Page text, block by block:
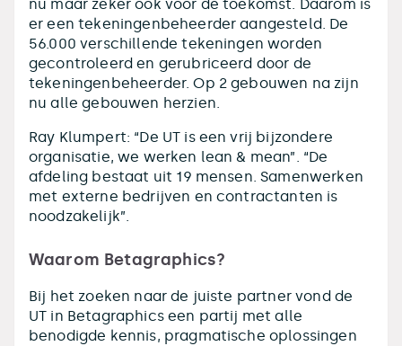
nu maar zeker ook voor de toekomst. Daarom is
er een tekeningenbeheerder aangesteld. De
56.000 verschillende tekeningen worden
gecontroleerd en gerubriceerd door de
tekeningenbeheerder. Op 2 gebouwen na zijn
nu alle gebouwen herzien.
Ray Klumpert: “De UT is een vrij bijzondere
organisatie, we werken lean & mean”. “De
afdeling bestaat uit 19 mensen. Samenwerken
met externe bedrijven en contractanten is
noodzakelijk”.
Waarom Betagraphics?
Bij het zoeken naar de juiste partner vond de
UT in Betagraphics een partij met alle
benodigde kennis, pragmatische oplossingen